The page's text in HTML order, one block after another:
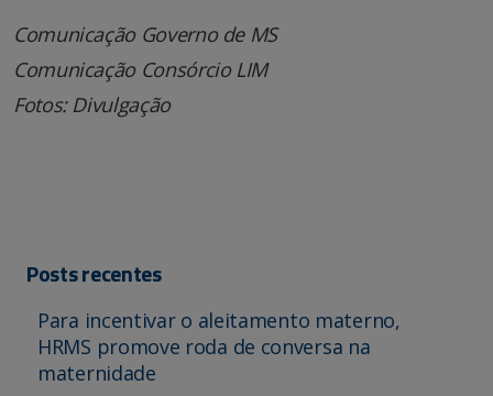
Comunicação Governo de MS
Comunicação Consórcio LIM
Fotos: Divulgação
Posts recentes
Para incentivar o aleitamento materno,
HRMS promove roda de conversa na
maternidade